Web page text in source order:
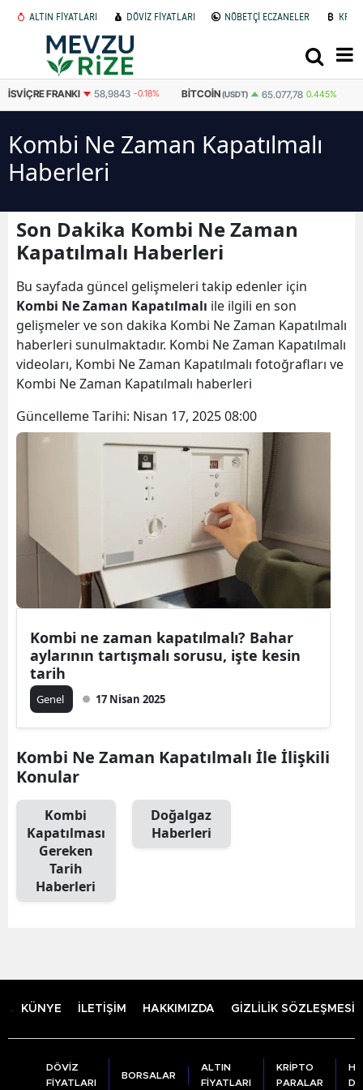
ALTIN FİYATLARI DÖVİZ FİYATLARI NÖBETÇİ ECZANELER
İSVIÇRE FRANKI 58,9843 -0.18% BITCOIN(USDT) 65.077,78 0.445%
Kombi Ne Zaman Kapatılmalı
Haberleri
Son Dakika Kombi Ne Zaman
Kapatılmalı Haberleri
Bu sayfada güncel gelişmeleri takip edenler için
Kombi Ne Zaman Kapatılmalı ile ilgili en son
gelişmeler ve son dakika Kombi Ne Zaman Kapatılmalı
haberleri sunulmaktadır. Kombi Ne Zaman Kapatılmalı
videoları, Kombi Ne Zaman Kapatılmalı fotoğrafları ve
Kombi Ne Zaman Kapatılmalı haberleri
Güncelleme Tarihi: Nisan 17, 2025 08:00
Kombi ne zaman kapatılmalı? Bahar
aylarının tartışmalı sorusu, işte kesin
tarih
Genel 17 Nisan 2025
Kombi Ne Zaman Kapatılmalı İle İlişkili
Konular
Kombi
Kapatılması
Gereken
Tarih
Haberleri
Doğalgaz
Haberleri
KÜNYE İLETİŞİM HAKKIMIZDA GİZLİLİK SÖZLEŞMESİ
DÖVİZ
FİYATLARI
BORSALAR
ALTIN
FİYATLARI
KRİPTO
PARALAR